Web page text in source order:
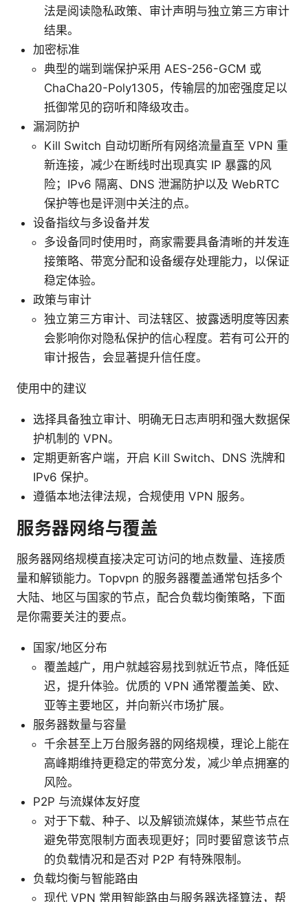
法是阅读隐私政策、审计声明与独立第三方审计
结果。
加密标准
典型的端到端保护采用 AES-256-GCM 或
ChaCha20-Poly1305，传输层的加密强度足以
抵御常见的窃听和降级攻击。
漏洞防护
Kill Switch 自动切断所有网络流量直至 VPN 重
新连接，减少在断线时出现真实 IP 暴露的风
险；IPv6 隔离、DNS 泄漏防护以及 WebRTC
保护等也是评测中关注的点。
设备指纹与多设备并发
多设备同时使用时，商家需要具备清晰的并发连
接策略、带宽分配和设备缓存处理能力，以保证
稳定体验。
政策与审计
独立第三方审计、司法辖区、披露透明度等因素
会影响你对隐私保护的信心程度。若有可公开的
审计报告，会显著提升信任度。
使用中的建议
选择具备独立审计、明确无日志声明和强大数据保
护机制的 VPN。
定期更新客户端，开启 Kill Switch、DNS 洗牌和
IPv6 保护。
遵循本地法律法规，合规使用 VPN 服务。
服务器网络与覆盖
服务器网络规模直接决定可访问的地点数量、连接质
量和解锁能力。Topvpn 的服务器覆盖通常包括多个
大陆、地区与国家的节点，配合负载均衡策略，下面
是你需要关注的要点。
国家/地区分布
覆盖越广，用户就越容易找到就近节点，降低延
迟，提升体验。优质的 VPN 通常覆盖美、欧、
亚等主要地区，并向新兴市场扩展。
服务器数量与容量
千余甚至上万台服务器的网络规模，理论上能在
高峰期维持更稳定的带宽分发，减少单点拥塞的
风险。
P2P 与流媒体友好度
对于下载、种子、以及解锁流媒体，某些节点在
避免带宽限制方面表现更好；同时要留意该节点
的负载情况和是否对 P2P 有特殊限制。
负载均衡与智能路由
现代 VPN 常用智能路由与服务器选择算法，帮